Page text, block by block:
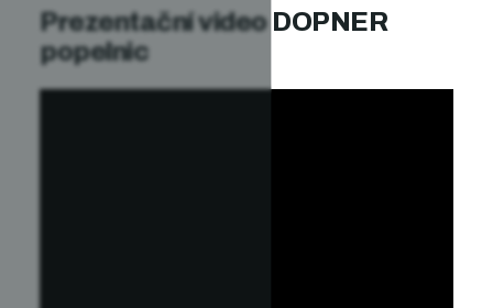
Prezentační video DOPNER
popelnic